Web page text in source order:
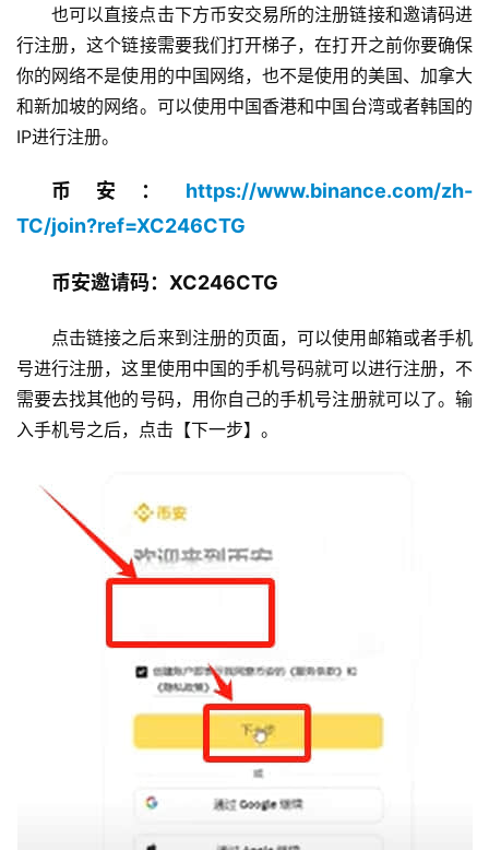
也可以直接点击下方币安交易所的注册链接和邀请码进
行注册，这个链接需要我们打开梯子，在打开之前你要确保
你的网络不是使用的中国网络，也不是使用的美国、加拿大
和新加坡的网络。可以使用中国香港和中国台湾或者韩国的
IP进行注册。
币安： https://www.binance.com/zh-
TC/join?ref=XC246CTG
币安邀请码：XC246CTG
点击链接之后来到注册的页面，可以使用邮箱或者手机
号进行注册，这里使用中国的手机号码就可以进行注册，不
需要去找其他的号码，用你自己的手机号注册就可以了。输
入手机号之后，点击【下一步】。